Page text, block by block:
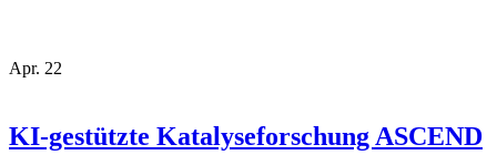
Apr. 22
KI-gestützte Katalyseforschung ASCEND